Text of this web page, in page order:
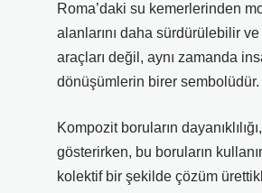
Roma’daki su kemerlerinden
alanlarını daha sürdürülebilir
araçları değil, aynı zamanda
dönüşümlerin birer sembolüdür.
Kompozit boruların
gösterirken, bu boruların
kolektif bir şekilde çözüm